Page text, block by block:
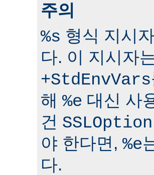
주의
%s 형식 지시
다. 이 지시자
+StdEnvVars
해 %e 대신 사
건
야 한다면, %e
다.